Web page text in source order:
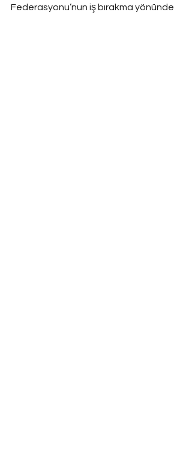
Federasyonu’nun iş bırakma yönünde